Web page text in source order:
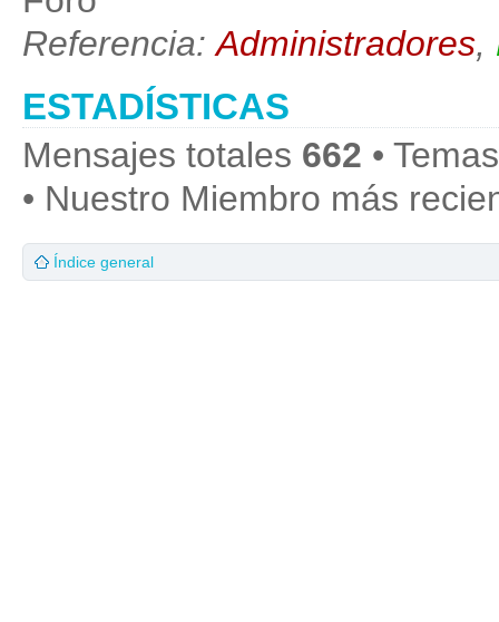
Referencia:Administradores,
ESTADÍSTICAS
Mensajes totales 662 •
• Nuestro Miembro más
Índice general